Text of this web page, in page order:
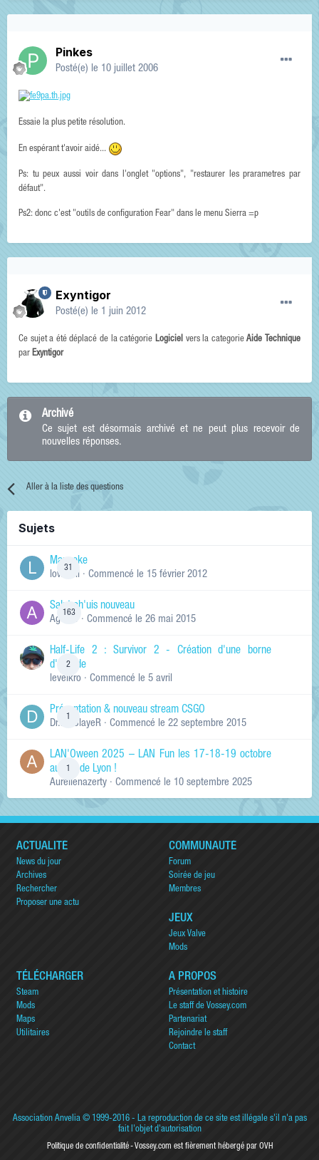
Pinkes
Posté(e) le 10 juillet 2006
Essaie la plus petite résolution.
En espérant t'avoir aidé...
Ps: tu peux aussi voir dans l'onglet "options", "restaurer les prarametres par
défaut".
Ps2: donc c'est "outils de configuration Fear" dans le menu Sierra =p
Exyntigor
Posté(e) le 1 juin 2012
Ce sujet a été déplacé de la catégorie Logicielvers la categorieAide Technique
par Exyntigor
Archivé
Ce sujet est désormais archivé et ne peut plus recevoir de
nouvelles réponses.
Aller à la liste des questions
Sujets
31
Manneke
lowskill · Commencé le 15 février 2012
163
Salut ch'uis nouveau
Ag0Nie · Commencé le 26 mai 2015
2
Half-Life 2 : Survivor 2 - Création d'une borne
d'arcade
levelkro · Commencé le 5 avril
Présentation & nouveau stream CSGO
Dr.KinSlayeR · Commencé le 22 septembre 2015
LAN'Oween 2025 – LAN Fun les 17-18-19 octobre
au sud de Lyon !
Aurelienazerty · Commencé le 10 septembre 2025
ACTUALITÉ
News du jour
Archives
Rechercher
Proposer une actu
COMMUNAUTÉ
Forum
Soirée de jeu
Membres
JEUX
Jeux Valve
Mods
TÉLÉCHARGER
Steam
Mods
Maps
Utilitaires
A PROPOS
Présentation et histoire
Le staff de Vossey.com
Partenariat
Rejoindre le staff
Contact
Association Anvelia© 1999-2016 - La reproduction de ce site est illégale s'il n'a pas
fait l'objet d'autorisation
Politique de confidentialité Vossey.com est fièrement hébergé par OVH